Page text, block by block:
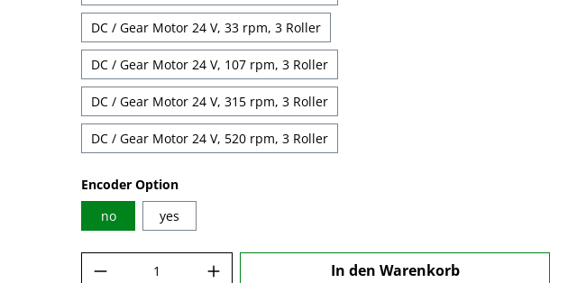
DC / Gear Motor 24 V, 33 rpm, 3 Roller
DC / Gear Motor 24 V, 107 rpm, 3 Roller
DC / Gear Motor 24 V, 315 rpm, 3 Roller
DC / Gear Motor 24 V, 520 rpm, 3 Roller
Encoder Optionauswählen
no
yes
Produkt Anzahl: Gib den gewünschten Wert
In den Warenkorb